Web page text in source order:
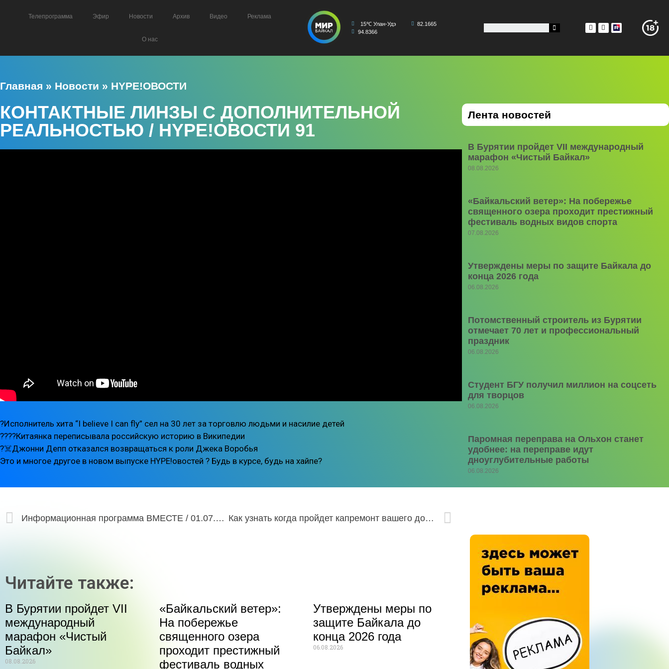
Телепрограмма Эфир Новости Архив Видео Реклама
О нас
15℃ Улан-Удэ
82.1665
94.8366
Главная » Новости » HYPE!ОВОСТИ
КОНТАКТНЫЕ ЛИНЗЫ С ДОПОЛНИТЕЛЬНОЙ
РЕАЛЬНОСТЬЮ / HYPE!ОВОСТИ 91
?Исполнитель хита “I believe I can fly” сел на 30 лет за торговлю людьми и насилие детей
????Китаянка переписывала российскую историю в Википедии
?‍☠️Джонни Депп отказался возвращаться к роли Джека Воробья
Это и многое другое в новом выпуске HYPE!овостей ? Будь в курсе, будь на хайпе?
Лента новостей
В Бурятии пройдет VII международный
марафон «Чистый Байкал»
08.08.2026
«Байкальский ветер»: На побережье
священного озера проходит престижный
фестиваль водных видов спорта
07.08.2026
Утверждены меры по защите Байкала до
конца 2026 года
06.08.2026
Потомственный строитель из Бурятии
отмечает 70 лет и профессиональный
праздник
06.08.2026
Студент БГУ получил миллион на соцсеть
для творцов
06.08.2026
Паромная переправа на Ольхон станет
удобнее: на переправе идут
дноуглубительные работы
06.08.2026
Информационная программа ВМЕСТЕ / 01.07.2022 Как узнать когда пройдет капремонт вашего дома
Читайте также:
В Бурятии пройдет VII
международный
марафон «Чистый
Байкал»
08.08.2026
«Байкальский ветер»:
На побережье
священного озера
проходит престижный
фестиваль водных
Утверждены меры по
защите Байкала до
конца 2026 года
06.08.2026